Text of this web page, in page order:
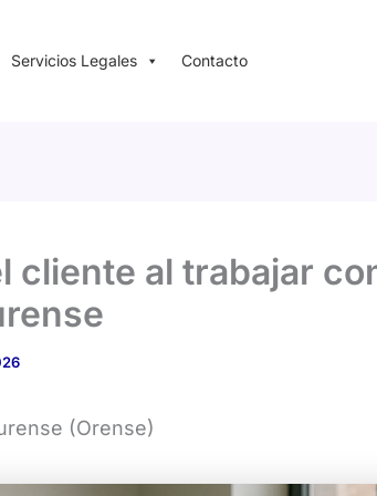
Servicios Legales Contacto
cliente al trabajar
(Orense)